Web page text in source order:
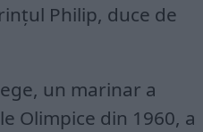
Philip, duce de
un marinar a
Olimpice din 1960, a